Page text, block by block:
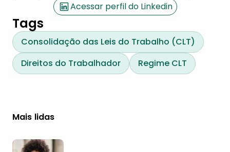
Acessar perfil do Linkedin
Tags
Consolidação das Leis do Trabalho (CLT)
Direitos do Trabalhador
Regime CLT
Mais lidas